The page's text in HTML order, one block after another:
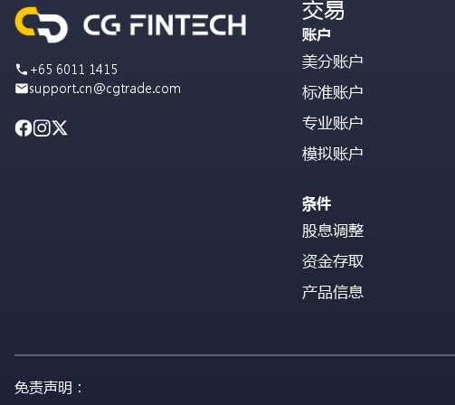
+65 6011 1415
support.cn@cgtrade.com
交易
账户
美分账户
标准账户
专业账户
模拟账户
条件
股息调整
资金存取
产品信息
免责声明：